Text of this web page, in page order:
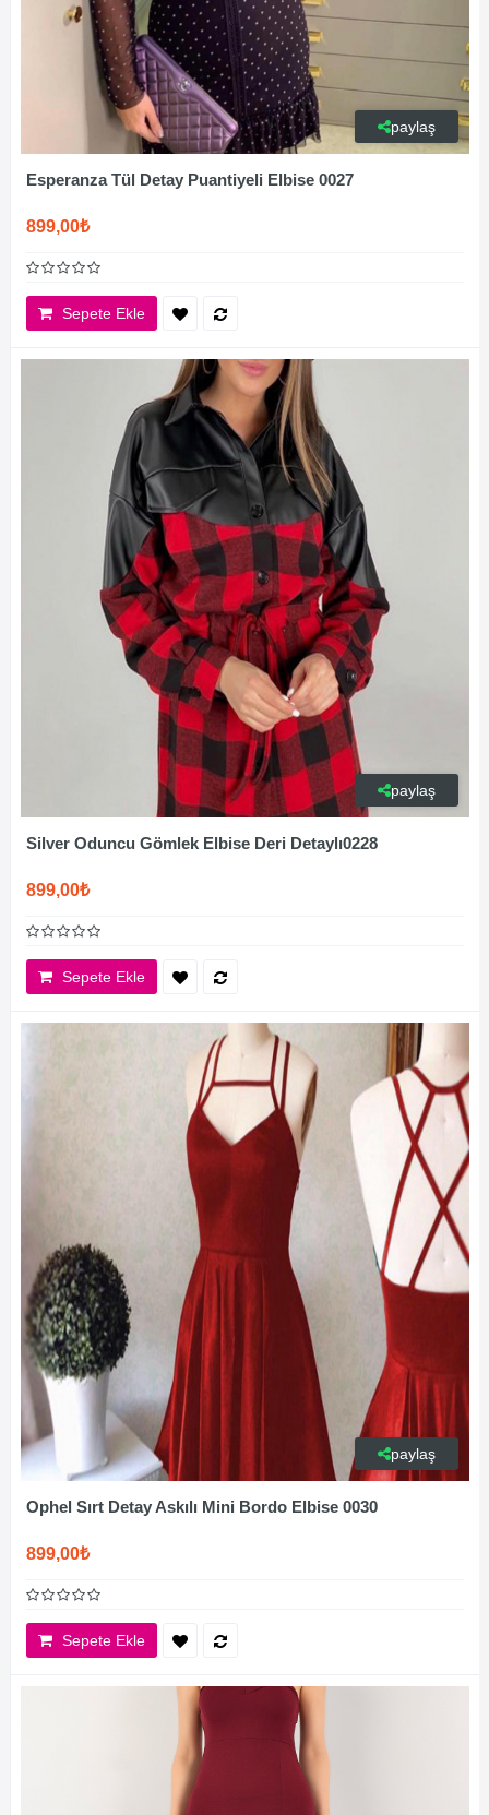
paylaş
Esperanza Tül Detay Puantiyeli Elbise 0027
899,00₺
Sepete Ekle
paylaş
Silver Oduncu Gömlek Elbise Deri Detaylı0228
899,00₺
Sepete Ekle
paylaş
Ophel Sırt Detay Askılı Mini Bordo Elbise 0030
899,00₺
Sepete Ekle